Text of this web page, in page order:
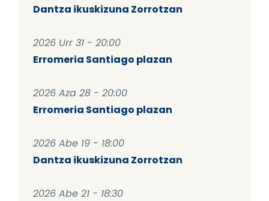
Dantza ikuskizuna Zorrotzan
2026 Urr 31 - 20:00
Erromeria Santiago plazan
2026 Aza 28 - 20:00
Erromeria Santiago plazan
2026 Abe 19 - 18:00
Dantza ikuskizuna Zorrotzan
2026 Abe 21 - 18:30